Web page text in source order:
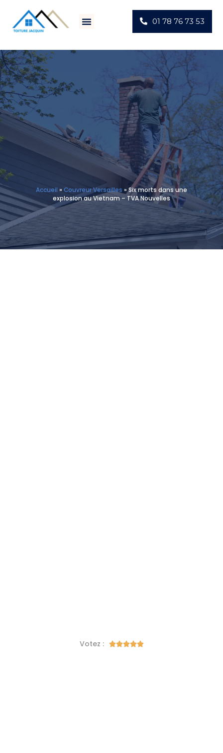
01 78 76 73 53
Accueil » Couvreur Versailles »Six morts dans une
explosion au Vietnam – TVA Nouvelles
Votez : 